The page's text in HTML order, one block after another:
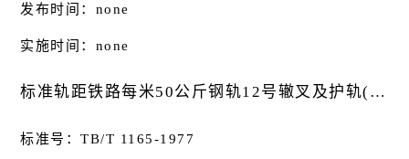
发布时间：none
实施时间：none
标准轨距铁路每米50公斤钢轨12号辙叉及护轨(高锰钢整铸直线辙叉)基本信息
标准号：TB/T 1165-1977